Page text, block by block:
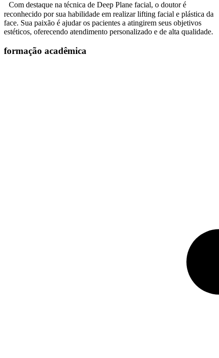
Com destaque na técnica de Deep Plane facial, o doutor é
reconhecido por sua habilidade em realizar lifting facial e plástica da
face. Sua paixão é ajudar os pacientes a atingirem seus objetivos
estéticos, oferecendo atendimento personalizado e de alta qualidade.
formação acadêmica